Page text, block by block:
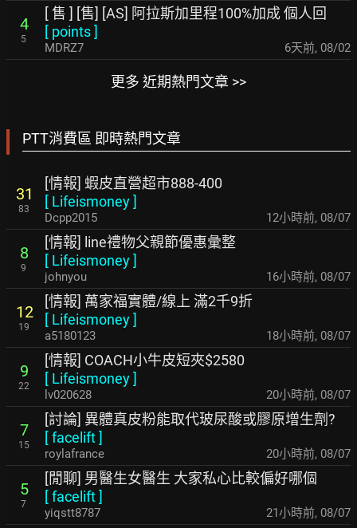
4
5
[ 售 ] [售] [AS] 阿拉斯加里程100%加成 個人回
[ points]
MDRZ7 6天前, 08/02
更多 近期熱門文章 >>
PTT消費區 即時熱門文章
31
83
[情報] 蝦皮直營超市888-400
[ Lifeismoney]
Dcpp2015 12小時前, 08/07
8
9
[情報] line禮物父親節優惠彙整
[ Lifeismoney]
johnyou 16小時前, 08/07
12
19
[情報] 萬家福實體/線上 滿2千9折
[ Lifeismoney]
a5180123 18小時前, 08/07
9
22
[情報] COACH小牛皮短夾$2580
[ Lifeismoney]
lv020628 20小時前, 08/07
7
15
[討論] 異體真皮粉能取代玻尿酸或膠原增生劑?
[facelift]
roylafrance 20小時前, 08/07
5
7
[閒聊] 男醫生女醫生 大家私心比較偏好哪個
[facelift]
yiqstt8787 21小時前, 08/07